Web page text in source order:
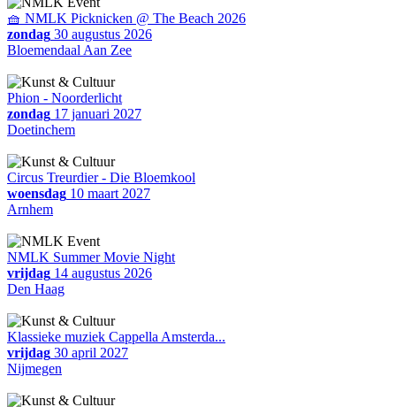
🧺 NMLK Picknicken @ The Beach 2026
zondag 30 augustus 2026
Bloemendaal Aan Zee
Phion - Noorderlicht
zondag 17 januari 2027
Doetinchem
Circus Treurdier - Die Bloemkool
woensdag 10 maart 2027
Arnhem
NMLK Summer Movie Night
vrijdag 14 augustus 2026
Den Haag
Klassieke muziek Cappella Amsterda...
vrijdag 30 april 2027
Nijmegen